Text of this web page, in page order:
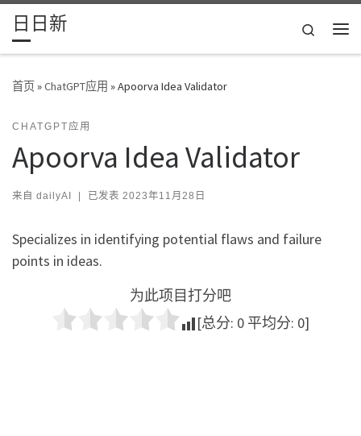
Skip to content
日日新
Search
首页»ChatGPT应用 »Apoorva Idea Validator
CHATGPT应用
Apoorva Idea Validator
来自 dailyAI | 已发表 2023年11月28日
Specializes in identifying potential flaws and failure
points in ideas.
为此项目打分吧
[总分: 0 平均分: 0]